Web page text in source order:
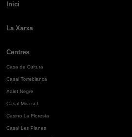
Inici
La Xarxa
Centres
Casa de Cultura
Casal Torreblanca
Xalet Negre
Casal Mira-sol
Casino La Floresta
Casal Les Planes